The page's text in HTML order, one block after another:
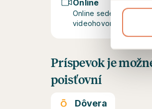
Online
Online sedenia
videohovorov na
Príspevok je
poisťovní
Dôvera